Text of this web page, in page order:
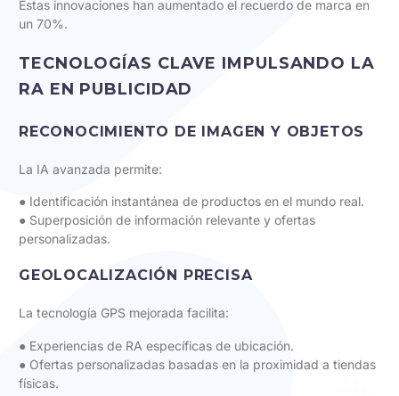
Estas innovaciones han aumentado el recuerdo de marca en
un 70%.
TECNOLOGÍAS CLAVE IMPULSANDO LA
RA EN PUBLICIDAD
RECONOCIMIENTO DE IMAGEN Y OBJETOS
La IA avanzada permite:
● Identificación instantánea de productos en el mundo real.
● Superposición de información relevante y ofertas
personalizadas.
GEOLOCALIZACIÓN PRECISA
La tecnología GPS mejorada facilita:
● Experiencias de RA específicas de ubicación.
● Ofertas personalizadas basadas en la proximidad a tiendas
físicas.